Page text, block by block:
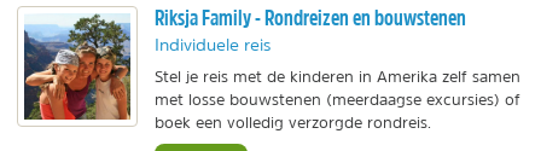
Riksja Family - Rondreizen en bouwstenen
Individuele reis
Stel je reis met de kinderen in Amerika zelf samen
met losse bouwstenen (meerdaagse excursies) of
boek een volledig verzorgde rondreis.